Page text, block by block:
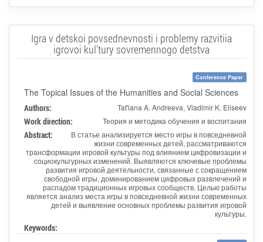
Igra v detskoi povsednevnosti i problemy razvitiia
igrovoi kul'tury sovremennogo detstva
Conference Paper
The Topical Issues of the Humanities and Social Sciences
Authors: Tat'iana A. Andreeva, Vladimir K. Eliseev
Work direction: Теория и методика обучения и воспитания
Abstract:
В статье анализируется место игры в повседневной
жизни современных детей, рассматриваются
трансформации игровой культуры под влиянием цифровизации и
социокультурных изменений. Выявляются ключевые проблемы
развития игровой деятельности, связанные с сокращением
свободной игры, доминированием цифровых развлечений и
распадом традиционных игровых сообществ. Целью работы
является анализ места игры в повседневной жизни современных
детей и выявление основных проблемы развития игровой
культуры.
Keywords: